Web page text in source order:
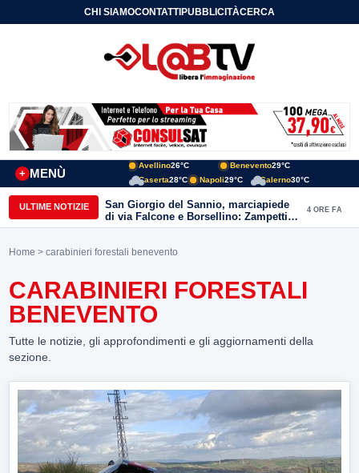
CHI SIAMOCONTATTIPUBBLICITÀCERCA
MENÙ
+
Avellino26°C Benevento29°C
Caserta28°C Napoli29°C Salerno30°C
ULTIME NOTIZIE
Avellino| Corpo senza vita di un
42enne trovato nel suo appartamento
in una pozza di sangue, giallo in viale
5 ORE FA
Home > carabinieri forestali benevento
CARABINIERI FORESTALI
BENEVENTO
Tutte le notizie, gli approfondimenti e gli aggiornamenti della
sezione.